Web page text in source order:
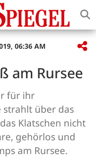
06:36 AM
am Rursee
für ihr
strahlt über das
Klatschen nicht
gehörlos und
am Rursee.